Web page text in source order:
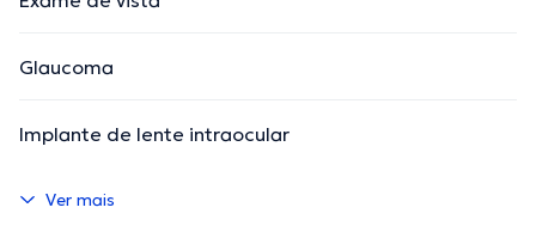
Glaucoma
Implante de lente intraocular
Ver mais